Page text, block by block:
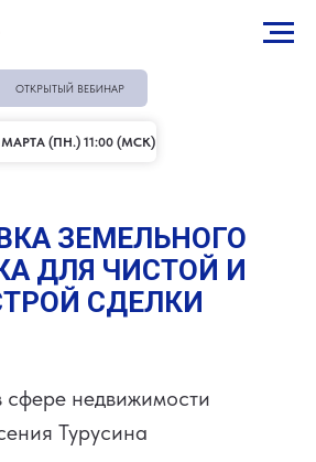
ЗЕМЕЛЬНОГО
ДЛЯ ЧИСТОЙ И
СДЕЛКИ
ОТКРЫТЫЙ ВЕБИНАР
недвижимости
Турусина
МАРТА (ПН.) 11:00 (МСК)